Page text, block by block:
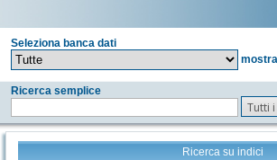
Seleziona banca dati
mostra
Ricerca semplice
Tutti
Ricerca su indici